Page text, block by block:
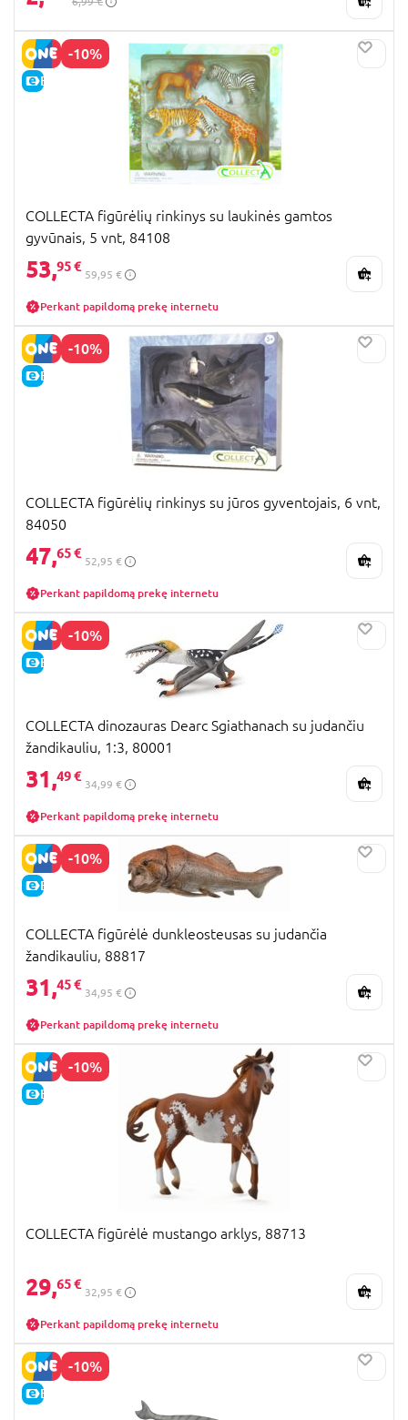
-10%
E-KAINA
COLLECTA figūrėlių rinkinys su laukinės gamtos
gyvūnais, 5 vnt, 84108
53,95 €
59,95 €
Perkant papildomą prekę internetu
-10%
E-KAINA
COLLECTA figūrėlių rinkinys su jūros gyventojais, 6 vnt,
84050
47,65 €
52,95 €
Perkant papildomą prekę internetu
-10%
E-KAINA
COLLECTA dinozauras Dearc Sgiathanach su judančiu
žandikauliu, 1:3, 80001
31,49 €
34,99 €
Perkant papildomą prekę internetu
-10%
E-KAINA
COLLECTA figūrėlė dunkleosteusas su judančia
žandikauliu, 88817
31,45 €
34,95 €
Perkant papildomą prekę internetu
-10%
E-KAINA
COLLECTA figūrėlė mustango arklys, 88713
29,65 €
32,95 €
Perkant papildomą prekę internetu
-10%
E-KAINA